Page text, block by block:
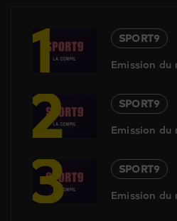
1
SPORT9
Emission du
2
SPORT9
Emission du
3
SPORT9
Emission du